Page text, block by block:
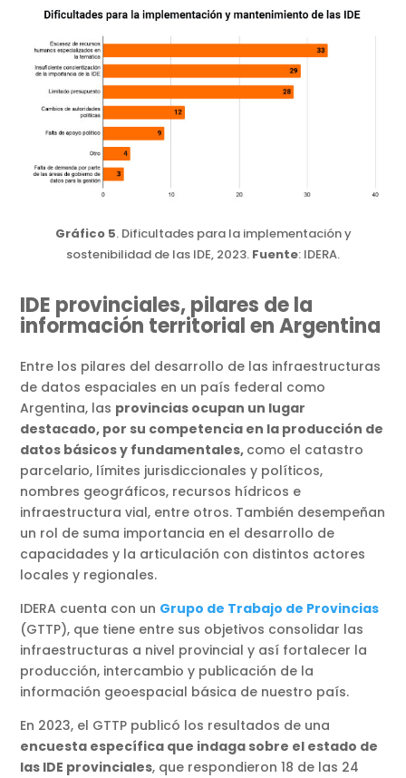
Gráfico 5. Dificultades para la implementación y
sostenibilidad de las IDE, 2023. Fuente: IDERA.
IDE provinciales, pilares de la
información territorial en Argentina
Entre los pilares del desarrollo de las infraestructuras
de datos espaciales en un país federal como
Argentina, las provincias ocupan un lugar
destacado, por su competencia en la producción de
datos básicos y fundamentales, como el catastro
parcelario, límites jurisdiccionales y políticos,
nombres geográficos, recursos hídricos e
infraestructura vial, entre otros. También desempeñan
un rol de suma importancia en el desarrollo de
capacidades y la articulación con distintos actores
locales y regionales.
IDERA cuenta con un Grupo de Trabajo de Provincias
(GTTP), que tiene entre sus objetivos consolidar las
infraestructuras a nivel provincial y así fortalecer la
producción, intercambio y publicación de la
información geoespacial básica de nuestro país.
En 2023, el GTTP publicó los resultados de una
encuesta específica que indaga sobre el estado de
las IDE provinciales, que respondieron 18 de las 24